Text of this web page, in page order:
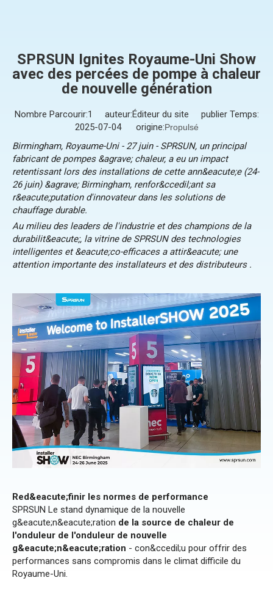
SPRSUN Ignites Royaume-Uni Show
avec des percées de pompe à chaleur
de nouvelle génération
Nombre Parcourir:1
auteur:Éditeur du site publier Temps:
2025-07-04 origine:Propulsé
Birmingham, Royaume-Uni - 27 juin - SPRSUN, un principal
fabricant de pompes &agrave; chaleur, a eu un impact
retentissant lors des installations de cette ann&eacute;e (24-
26 juin) &agrave; Birmingham, renfor&ccedil;ant sa
r&eacute;putation d'innovateur dans les solutions de
chauffage durable.
Au milieu des leaders de l'industrie et des champions de la
durabilit&eacute;, la vitrine de SPRSUN des technologies
intelligentes et &eacute;co-efficaces a attir&eacute; une
attention importante des installateurs et des distributeurs .
Red&eacute;finir les normes de performance
SPRSUN Le stand dynamique de la nouvelle
g&eacute;n&eacute;ration de la source de chaleur de
l'onduleur de l'onduleur de nouvelle
g&eacute;n&eacute;ration - con&ccedil;u pour offrir des
performances sans compromis dans le climat difficile du
Royaume-Uni.